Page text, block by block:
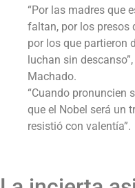
“Por las madres que
faltan, por los presos
por los que partieron
luchan sin
Machado.
“Cuando pronuncien
que el Nobel será un
resistió con valentía”.